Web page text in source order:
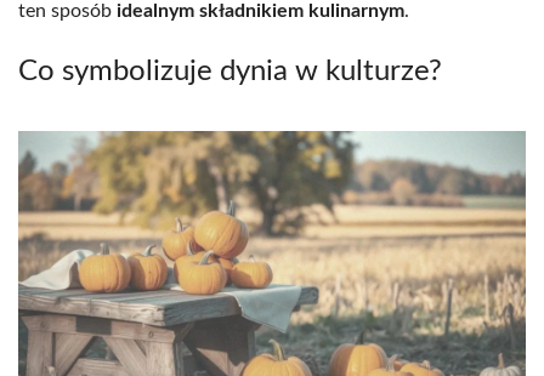
ten sposób idealnym składnikiem kulinarnym.
Co symbolizuje dynia w kulturze?